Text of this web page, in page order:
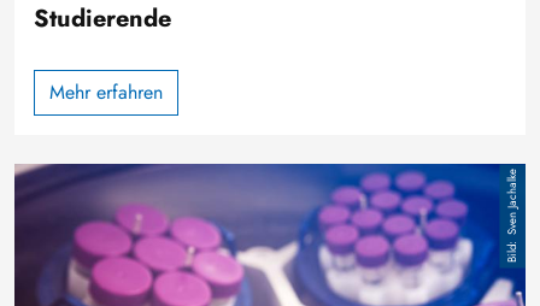
Studierende
Mehr erfahren
Bild Sven Jachalke